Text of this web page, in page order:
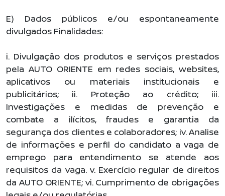
E) Dados públicos e/ou espontaneamente
divulgados Finalidades:
i. Divulgação dos produtos e serviços prestados
pela AUTO ORIENTE em redes sociais, websites,
aplicativos ou materiais institucionais e
publicitários; ii. Proteção ao crédito; iii.
Investigações e medidas de prevenção e
combate a ilícitos, fraudes e garantia da
segurança dos clientes e colaboradores; iv. Analise
de informações e perfil do candidato a vaga de
emprego para entendimento se atende aos
requisitos da vaga. v. Exercício regular de direitos
da AUTO ORIENTE; vi. Cumprimento de obrigações